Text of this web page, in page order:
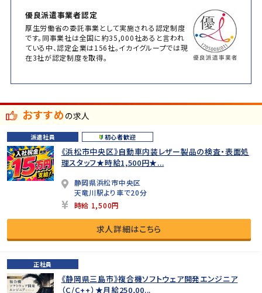
優良派遣事業者認定
厚生労働省の委託事業として実施される認定制度
です。同事業社は全国に約35,000社あると言われ
ている中、認定企業は156社。イカイグループでは現
在3社が認定制度を取得。
おすすめの求人
派遣社員 初心者歓迎
《浜松市中央区》自動車内装レザー製品の検査・表面処
理スタッフ★時給1,500円★...
静岡県浜松市中央区
天竜川駅より車で20分
時給 1,500円
求人詳細はこちら
正社員
《静岡県三島市》複合機ソフトウェア開発エンジニア
（C/C++）★月給250,00...